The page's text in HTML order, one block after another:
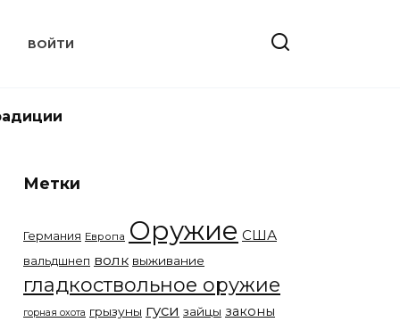
ВОЙТИ
Метки
Германия Европа Оружие США
вальдшнеп волк выживание
гладкоствольное оружие
горная охота грызуны гуси зайцы законы